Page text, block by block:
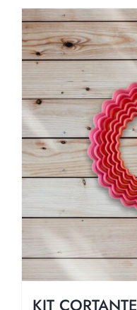
KIT